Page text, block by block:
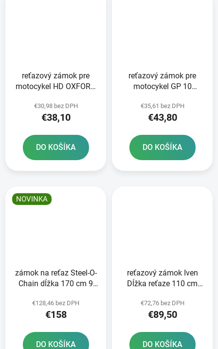
reťazový zámok pre
motocykel HD OXFORD
€30,98 bez DPH
€38,10
DO KOŠÍKA
reťazový zámok pre
motocykel GP 10
€35,61 bez DPH
€43,80
DO KOŠÍKA
NOVINKA
zámok na reťaz Steel-O-
Chain dĺžka 170 cm 9
€128,46 bez DPH
€158
DO KOŠÍKA
reťazový zámok Iven
Dĺžka reťaze 110 cm
€72,76 bez DPH
€89,50
DO KOŠÍKA